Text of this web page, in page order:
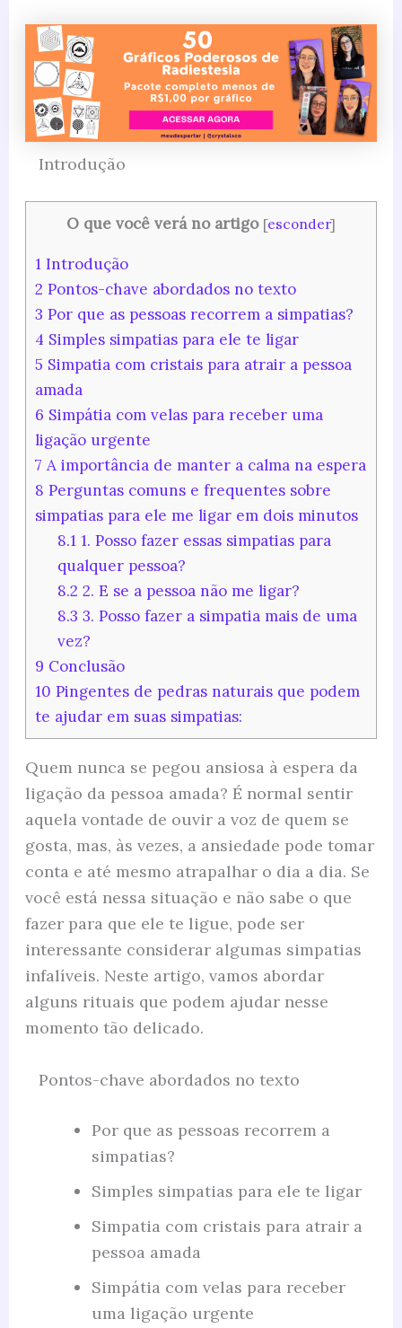
Introdução
O que você verá no artigo [esconder]
1Introdução
2 Pontos-chave abordados no texto
3 Por que as pessoas recorrem a simpatias?
4 Simples simpatias para ele te ligar
5 Simpatia com cristais para atrair a pessoa
amada
6 Simpátia com velas para receber uma
ligação urgente
7 A importância de manter a calma na espera
8 Perguntas comuns e frequentes sobre
simpatias para ele me ligar em dois minutos
8.1 1. Posso fazer essas simpatias para
qualquer pessoa?
8.2 2. E se a pessoa não me ligar?
8.3 3. Posso fazer a simpatia mais de uma
vez?
9 Conclusão
10 Pingentes de pedras naturais que podem
te ajudar em suas simpatias:
Quem nunca se pegou ansiosa à espera da
ligação da pessoa amada? É normal sentir
aquela vontade de ouvir a voz de quem se
gosta, mas, às vezes, a ansiedade pode tomar
conta e até mesmo atrapalhar o dia a dia. Se
você está nessa situação e não sabe o que
fazer para que ele te ligue, pode ser
interessante considerar algumas simpatias
infalíveis. Neste artigo, vamos abordar
alguns rituais que podem ajudar nesse
momento tão delicado.
Pontos-chave abordados no texto
Por que as pessoas recorrem a
simpatias?
Simples simpatias para ele te ligar
Simpatia com cristais para atrair a
pessoa amada
Simpátia com velas para receber
uma ligação urgente